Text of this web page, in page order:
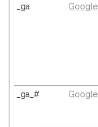
_ga Google
_ga_# Google